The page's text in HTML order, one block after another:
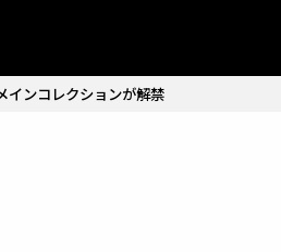
ンコレクションが解禁